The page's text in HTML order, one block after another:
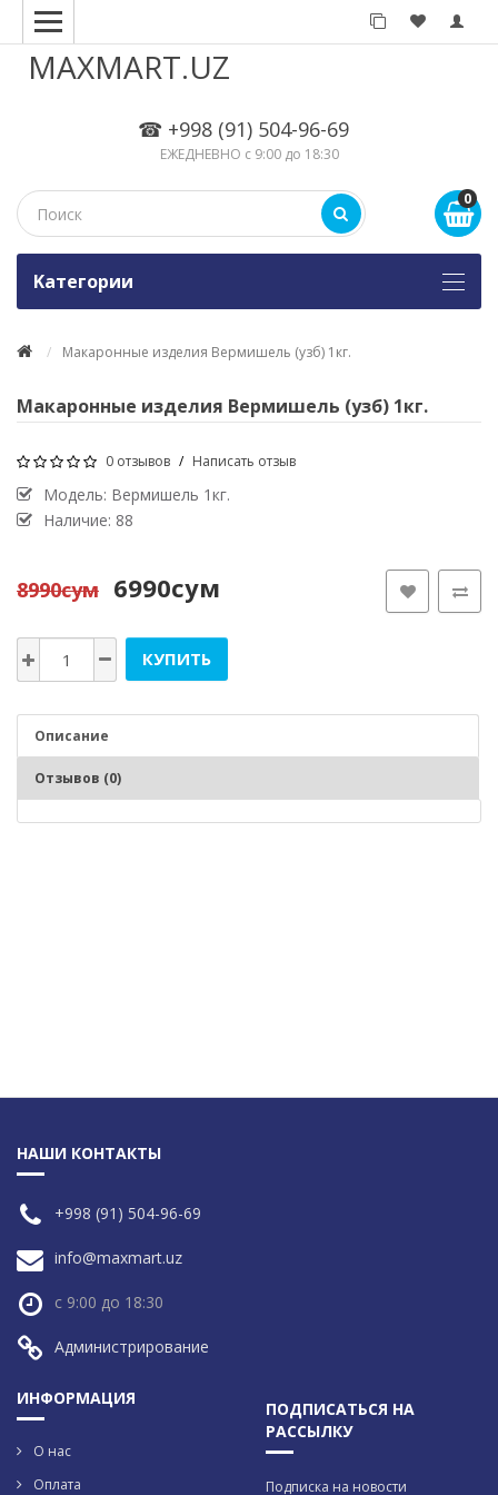
MAXMART.UZ
☎ +998 (91) 504-96-69
ЕЖЕДНЕВНО с 9:00 до 18:30
0
Kатегории
Макаронные изделия Вермишель (узб) 1кг.
Макаронные изделия Вермишель (узб) 1кг.
0 отзывов / Написать отзыв
Модель: Вермишель 1кг.
Наличие: 88
8990сум 6990сум
КУПИТЬ
Описание
Отзывов (0)
НАШИ КОНТАКТЫ
+998 (91) 504-96-69
info@maxmart.uz
с 9:00 до 18:30
Администрирование
ИНФОРМАЦИЯ
О нас
Оплата
ПОДПИСАТЬСЯ НА
РАССЫЛКУ
Подписка на новости